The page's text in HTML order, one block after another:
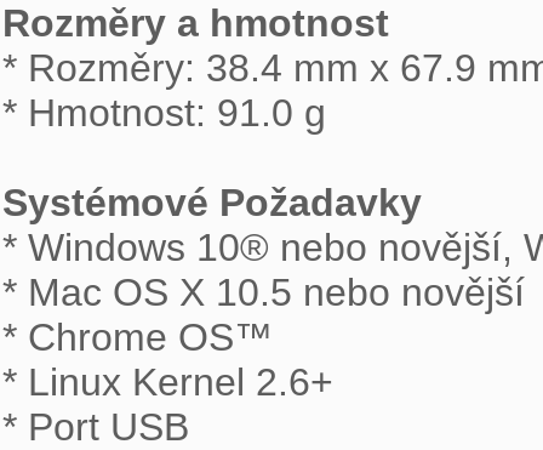
Rozměry a hmotnost
* Rozměry: 38.4 mm x 67.9
* Hmotnost: 91.0 g
Systémové Požadavky
* Windows 10® nebo novější,
* Mac OS X 10.5 nebo novější
* Chrome OS™
* Linux Kernel 2.6+
* Port USB